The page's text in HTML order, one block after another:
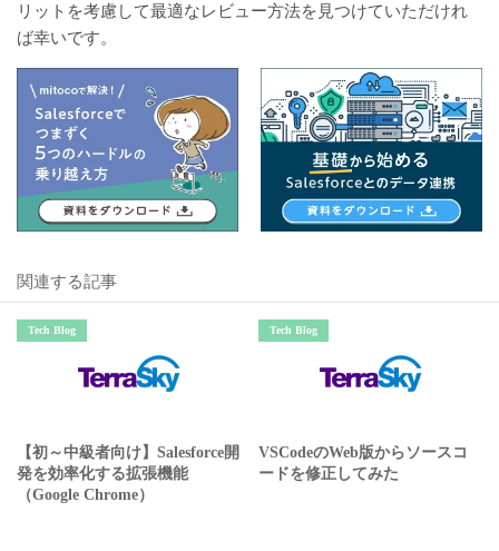
リットを考慮して最適なレビュー方法を見つけていただけれ
ば幸いです。
関連する記事
Tech Blog
【初～中級者向け】Salesforce開
発を効率化する拡張機能
（Google Chrome）
Tech Blog
VSCodeのWeb版からソースコ
ードを修正してみた